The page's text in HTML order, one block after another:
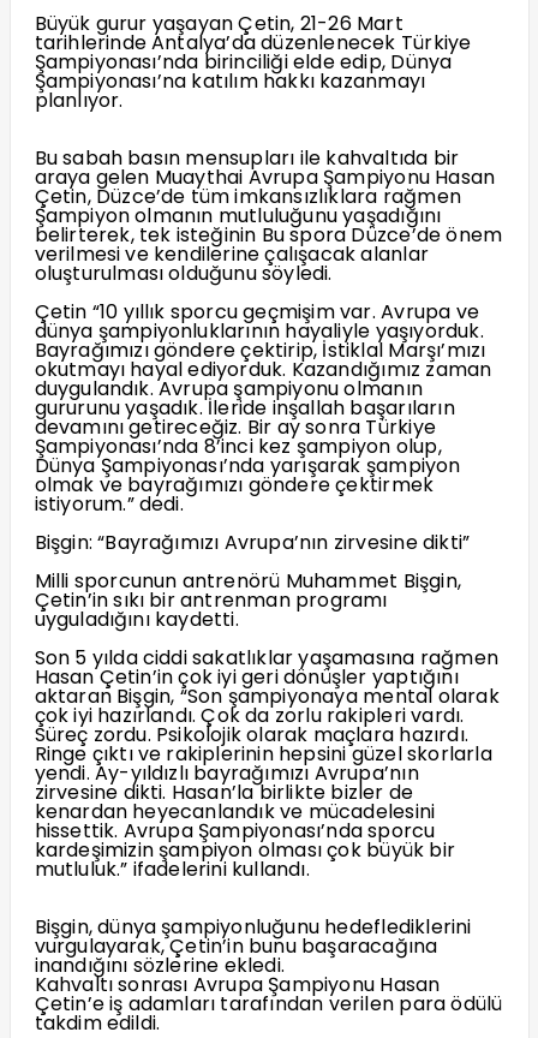
Büyük gurur yaşayan Çetin, 21-26 Mart
tarihlerinde Antalya’da düzenlenecek Türkiye
Şampiyonası’nda birinciliği elde edip, Dünya
Şampiyonası’na katılım hakkı kazanmayı
planlıyor.
Bu sabah basın mensupları ile kahvaltıda bir
araya gelen Muaythai Avrupa Şampiyonu Hasan
Çetin, Düzce’de tüm imkansızlıklara rağmen
Şampiyon olmanın mutluluğunu yaşadığını
belirterek, tek isteğinin Bu spora Düzce’de önem
verilmesi ve kendilerine çalışacak alanlar
oluşturulması olduğunu söyledi.
Çetin “10 yıllık sporcu geçmişim var. Avrupa ve
dünya şampiyonluklarının hayaliyle yaşıyorduk.
Bayrağımızı göndere çektirip, İstiklal Marşı’mızı
okutmayı hayal ediyorduk. Kazandığımız zaman
duygulandık. Avrupa şampiyonu olmanın
gururunu yaşadık. İleride inşallah başarıların
devamını getireceğiz. Bir ay sonra Türkiye
Şampiyonası’nda 8’inci kez şampiyon olup,
Dünya Şampiyonası’nda yarışarak şampiyon
olmak ve bayrağımızı göndere çektirmek
istiyorum.” dedi.
Bişgin: “Bayrağımızı Avrupa’nın zirvesine dikti”
Milli sporcunun antrenörü Muhammet Bişgin,
Çetin’in sıkı bir antrenman programı
uyguladığını kaydetti.
Son 5 yılda ciddi sakatlıklar yaşamasına rağmen
Hasan Çetin’in çok iyi geri dönüşler yaptığını
aktaran Bişgin, “Son şampiyonaya mental olarak
çok iyi hazırlandı. Çok da zorlu rakipleri vardı.
Süreç zordu. Psikolojik olarak maçlara hazırdı.
Ringe çıktı ve rakiplerinin hepsini güzel skorlarla
yendi. Ay-yıldızlı bayrağımızı Avrupa’nın
zirvesine dikti. Hasan’la birlikte bizler de
kenardan heyecanlandık ve mücadelesini
hissettik. Avrupa Şampiyonası’nda sporcu
kardeşimizin şampiyon olması çok büyük bir
mutluluk.” ifadelerini kullandı.
Bişgin, dünya şampiyonluğunu hedeflediklerini
vurgulayarak, Çetin’in bunu başaracağına
inandığını sözlerine ekledi.
Kahvaltı sonrası Avrupa Şampiyonu Hasan
Çetin’e iş adamları tarafından verilen para ödülü
takdim edildi.